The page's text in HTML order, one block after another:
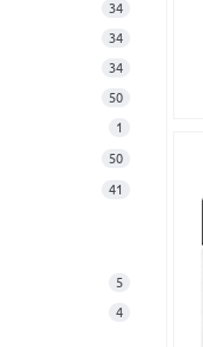
34
34
34
50
1
50
41
5
4